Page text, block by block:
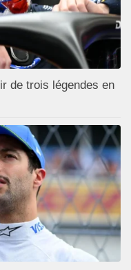
de trois légendes en